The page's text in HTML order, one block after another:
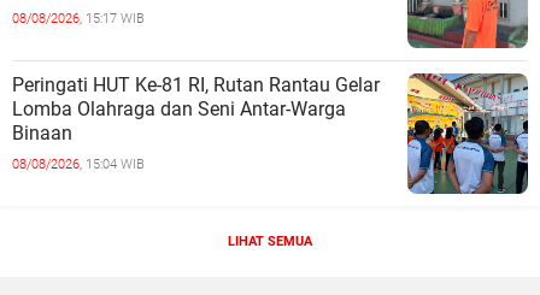
08/08/2026, 15:17 WIB
Peringati HUT Ke-81 RI, Rutan Rantau Gelar
Lomba Olahraga dan Seni Antar-Warga
Binaan
08/08/2026, 15:04 WIB
LIHAT SEMUA